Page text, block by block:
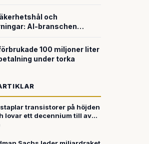
och
AI-branschen
100 miljoner liter
under torka
staplar transistorer på höjden
lovar ett decennium till av